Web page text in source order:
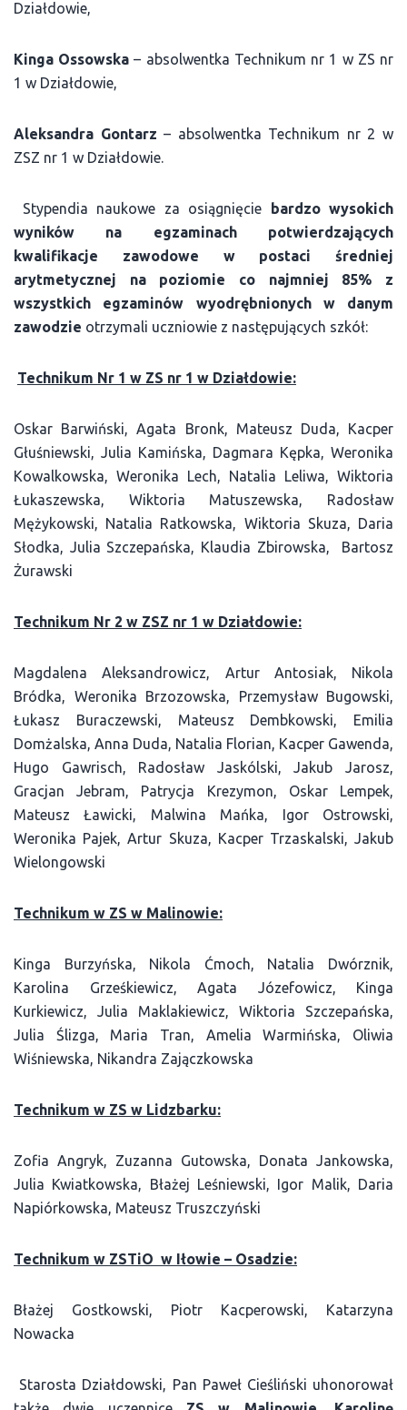
Działdowie,
Kinga Ossowska – absolwentka Technikum nr 1 w ZS nr
1 w Działdowie,
Aleksandra Gontarz – absolwentka Technikum nr 2 w
ZSZ nr 1 w Działdowie.
Stypendia naukowe za osiągnięcie bardzo wysokich
wyników na egzaminach potwierdzających
kwalifikacje zawodowe
w postaci
średniej
arytmetycznej na poziomie co najmniej 85% z
wszystkich egzaminów wyodrębnionych w danym
zawodzie otrzymali uczniowie z następujących szkół:
Technikum Nr 1 w ZS nr 1 w Działdowie:
Oskar Barwiński, Agata Bronk, Mateusz Duda, Kacper
Głuśniewski, Julia Kamińska, Dagmara Kępka, Weronika
Kowalkowska, Weronika Lech, Natalia Leliwa, Wiktoria
Łukaszewska, Wiktoria Matuszewska, Radosław
Mężykowski, Natalia Ratkowska, Wiktoria Skuza, Daria
Słodka, Julia Szczepańska, Klaudia Zbirowska, Bartosz
Żurawski
Technikum Nr 2 w ZSZ nr 1 w Działdowie:
Magdalena Aleksandrowicz, Artur Antosiak, Nikola
Bródka, Weronika Brzozowska, Przemysław Bugowski,
Łukasz Buraczewski, Mateusz Dembkowski, Emilia
Domżalska, Anna Duda, Natalia Florian, Kacper Gawenda,
Hugo Gawrisch, Radosław Jaskólski, Jakub Jarosz,
Gracjan Jebram, Patrycja Krezymon, Oskar Lempek,
Mateusz Ławicki, Malwina Mańka, Igor Ostrowski,
Weronika Pajek, Artur Skuza, Kacper Trzaskalski, Jakub
Wielongowski
Technikum w ZS w Malinowie:
Kinga Burzyńska, Nikola Ćmoch, Natalia Dwórznik,
Karolina Grześkiewicz, Agata Józefowicz, Kinga
Kurkiewicz, Julia Maklakiewicz, Wiktoria Szczepańska,
Julia Ślizga, Maria Tran, Amelia Warmińska, Oliwia
Wiśniewska, Nikandra Zajączkowska
Technikum w ZS w Lidzbarku:
Zofia Angryk, Zuzanna Gutowska, Donata Jankowska,
Julia Kwiatkowska, Błażej Leśniewski, Igor Malik, Daria
Napiórkowska, Mateusz Truszczyński
Technikum w ZSTiO w Iłowie – Osadzie:
Błażej Gostkowski, Piotr Kacperowski, Katarzyna
Nowacka
Starosta Działdowski, Pan Paweł Cieśliński uhonorował